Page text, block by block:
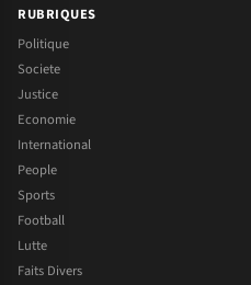
RUBRIQUES
Politique
Societe
Justice
Economie
International
People
Sports
Football
Lutte
Faits Divers